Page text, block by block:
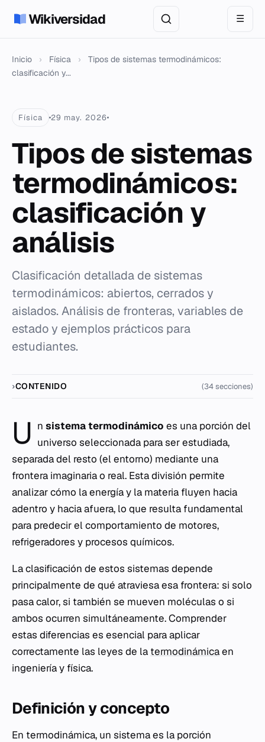
Wikiversidad ☰
Inicio › Física ›
Tipos de sistemas termodinámicos:
clasificación y...
Física 29 may. 2026
Tipos de sistemas
termodinámicos:
clasificación y
análisis
Clasificación detallada de sistemas
termodinámicos: abiertos, cerrados y
aislados. Análisis de fronteras, variables de
estado y ejemplos prácticos para
estudiantes.
CONTENIDO (34 secciones)
U n sistema termodinámico es una porción del
universo seleccionada para ser estudiada,
separada del resto (el entorno) mediante una
frontera imaginaria o real. Esta división permite
analizar cómo la energía y la materia fluyen hacia
adentro y hacia afuera, lo que resulta fundamental
para predecir el comportamiento de motores,
refrigeradores y procesos químicos.
La clasificación de estos sistemas depende
principalmente de qué atraviesa esa frontera: si solo
pasa calor, si también se mueven moléculas o si
ambos ocurren simultáneamente. Comprender
estas diferencias es esencial para aplicar
correctamente las leyes de la termodinámicaen
ingeniería y física.
Definición y concepto
En termodinámica, un sistema es la porción